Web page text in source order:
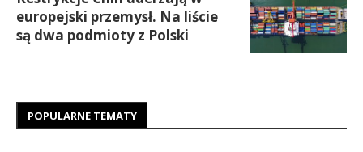
europejski przemysł. Na liście
są dwa podmioty z Polski
POPULARNE TEMATY